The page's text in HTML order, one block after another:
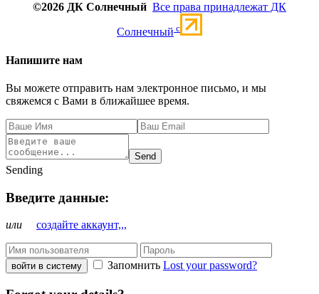
©2026 ДК Солнечный Все права принадлежат ДК
Солнечный c
Напишите нам
Вы можете отправить нам электронное письмо, и мы
свяжемся с Вами в ближайшее время.
Send
Sending
Введите данные:
или создайте аккаунт,,,
войти в систему Запомнить Lost your password?